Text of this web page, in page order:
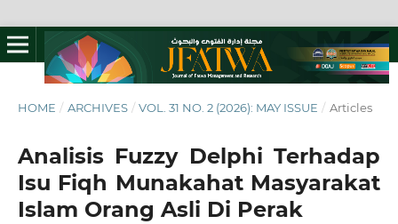
HOME / ARCHIVES / VOL. 31 NO. 2 (2026): MAY ISSUE / Articles
Analisis Fuzzy Delphi Terhadap
Isu Fiqh Munakahat Masyarakat
Islam Orang Asli Di Perak